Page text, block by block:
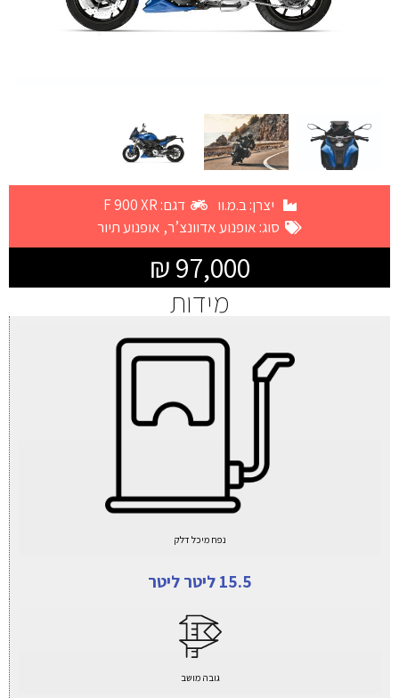
יצרן:ב.מ.וו
דגם: F 900 XR
סוג: אופנוע אדוונצ’ר, אופנוע תיור
97,000 ₪
מידות
נפח מיכל דלק
15.5 ליטר ליטר
גובה מושב